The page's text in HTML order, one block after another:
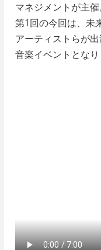
マネジメントが主催
第1回の今回は、未
アーティストらが
音楽イベントとなり